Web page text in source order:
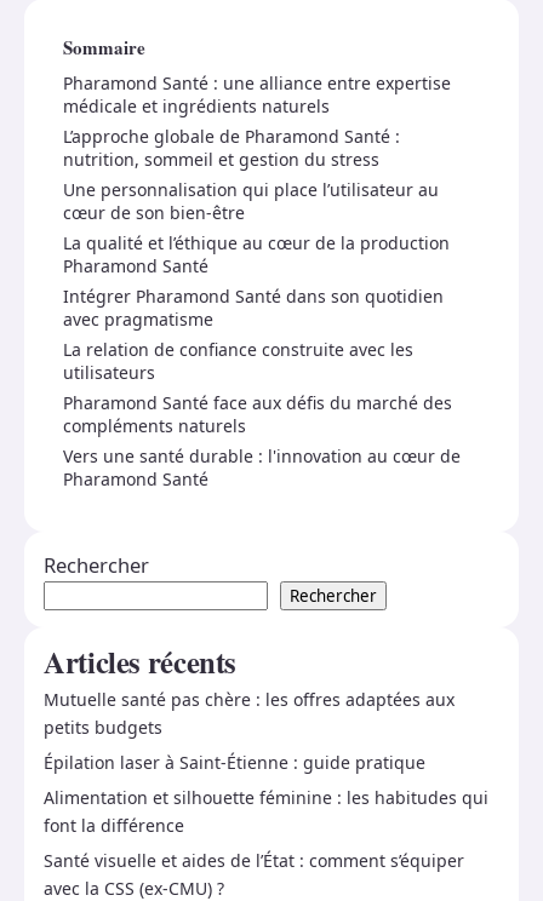
Sommaire
Pharamond Santé : une alliance entre expertise
médicale et ingrédients naturels
L’approche globale de Pharamond Santé :
nutrition, sommeil et gestion du stress
Une personnalisation qui place l’utilisateur au
cœur de son bien-être
La qualité et l’éthique au cœur de la production
Pharamond Santé
Intégrer Pharamond Santé dans son quotidien
avec pragmatisme
La relation de confiance construite avec les
utilisateurs
Pharamond Santé face aux défis du marché des
compléments naturels
Vers une santé durable : l'innovation au cœur de
Pharamond Santé
Rechercher
Rechercher
Articles récents
Mutuelle santé pas chère : les offres adaptées aux
petits budgets
Épilation laser à Saint-Étienne : guide pratique
Alimentation et silhouette féminine : les habitudes qui
font la différence
Santé visuelle et aides de l’État : comment s’équiper
avec la CSS (ex-CMU) ?